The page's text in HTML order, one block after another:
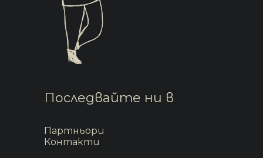
Последвайте ни в
Партньори
Контакти